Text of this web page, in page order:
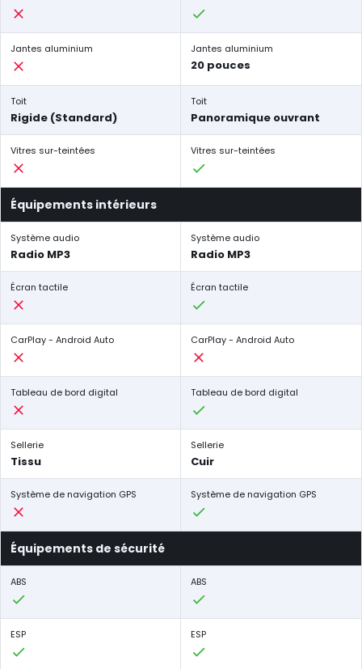
Jantes aluminium Jantes aluminium
20 pouces
Toit
Rigide (Standard)
Toit
Panoramique ouvrant
Vitres sur-teintées Vitres sur-teintées
Équipements intérieurs
Système audio
Radio MP3
Système audio
Radio MP3
Écran tactile Écran tactile
CarPlay - Android Auto CarPlay - Android Auto
Tableau de bord digital Tableau de bord digital
Sellerie
Tissu
Sellerie
Cuir
Système de navigation GPS Système de navigation GPS
Équipements de sécurité
ABS ABS
ESP ESP